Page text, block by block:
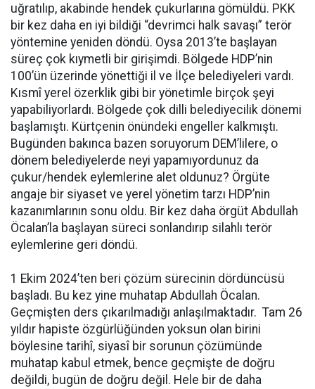
uğratılıp, akabinde hendek çukurlarına gömüldü. PKK
bir kez daha en iyi bildiği “devrimci halk savaşı” terör
yöntemine yeniden döndü. Oysa 2013’te başlayan
süreç çok kıymetli bir girişimdi. Bölgede HDP’nin
100’ün üzerinde yönettiği il ve İlçe belediyeleri vardı.
Kısmî yerel özerklik gibi bir yönetimle birçok şeyi
yapabiliyorlardı. Bölgede çok dilli belediyecilik dönemi
başlamıştı. Kürtçenin önündeki engeller kalkmıştı.
Bugünden bakınca bazen soruyorum DEM’lilere, o
dönem belediyelerde neyi yapamıyordunuz da
çukur/hendek eylemlerine alet oldunuz? Örgüte
angaje bir siyaset ve yerel yönetim tarzı HDP’nin
kazanımlarının sonu oldu. Bir kez daha örgüt Abdullah
Öcalan’la başlayan süreci sonlandırıp silahlı terör
eylemlerine geri döndü.
1 Ekim 2024’ten beri çözüm sürecinin dördüncüsü
başladı. Bu kez yine muhatap Abdullah Öcalan.
Geçmişten ders çıkarılmadığı anlaşılmaktadır. Tam 26
yıldır hapiste özgürlüğünden yoksun olan birini
böylesine tarihî, siyasî bir sorunun çözümünde
muhatap kabul etmek, bence geçmişte de doğru
değildi, bugün de doğru değil. Hele bir de daha